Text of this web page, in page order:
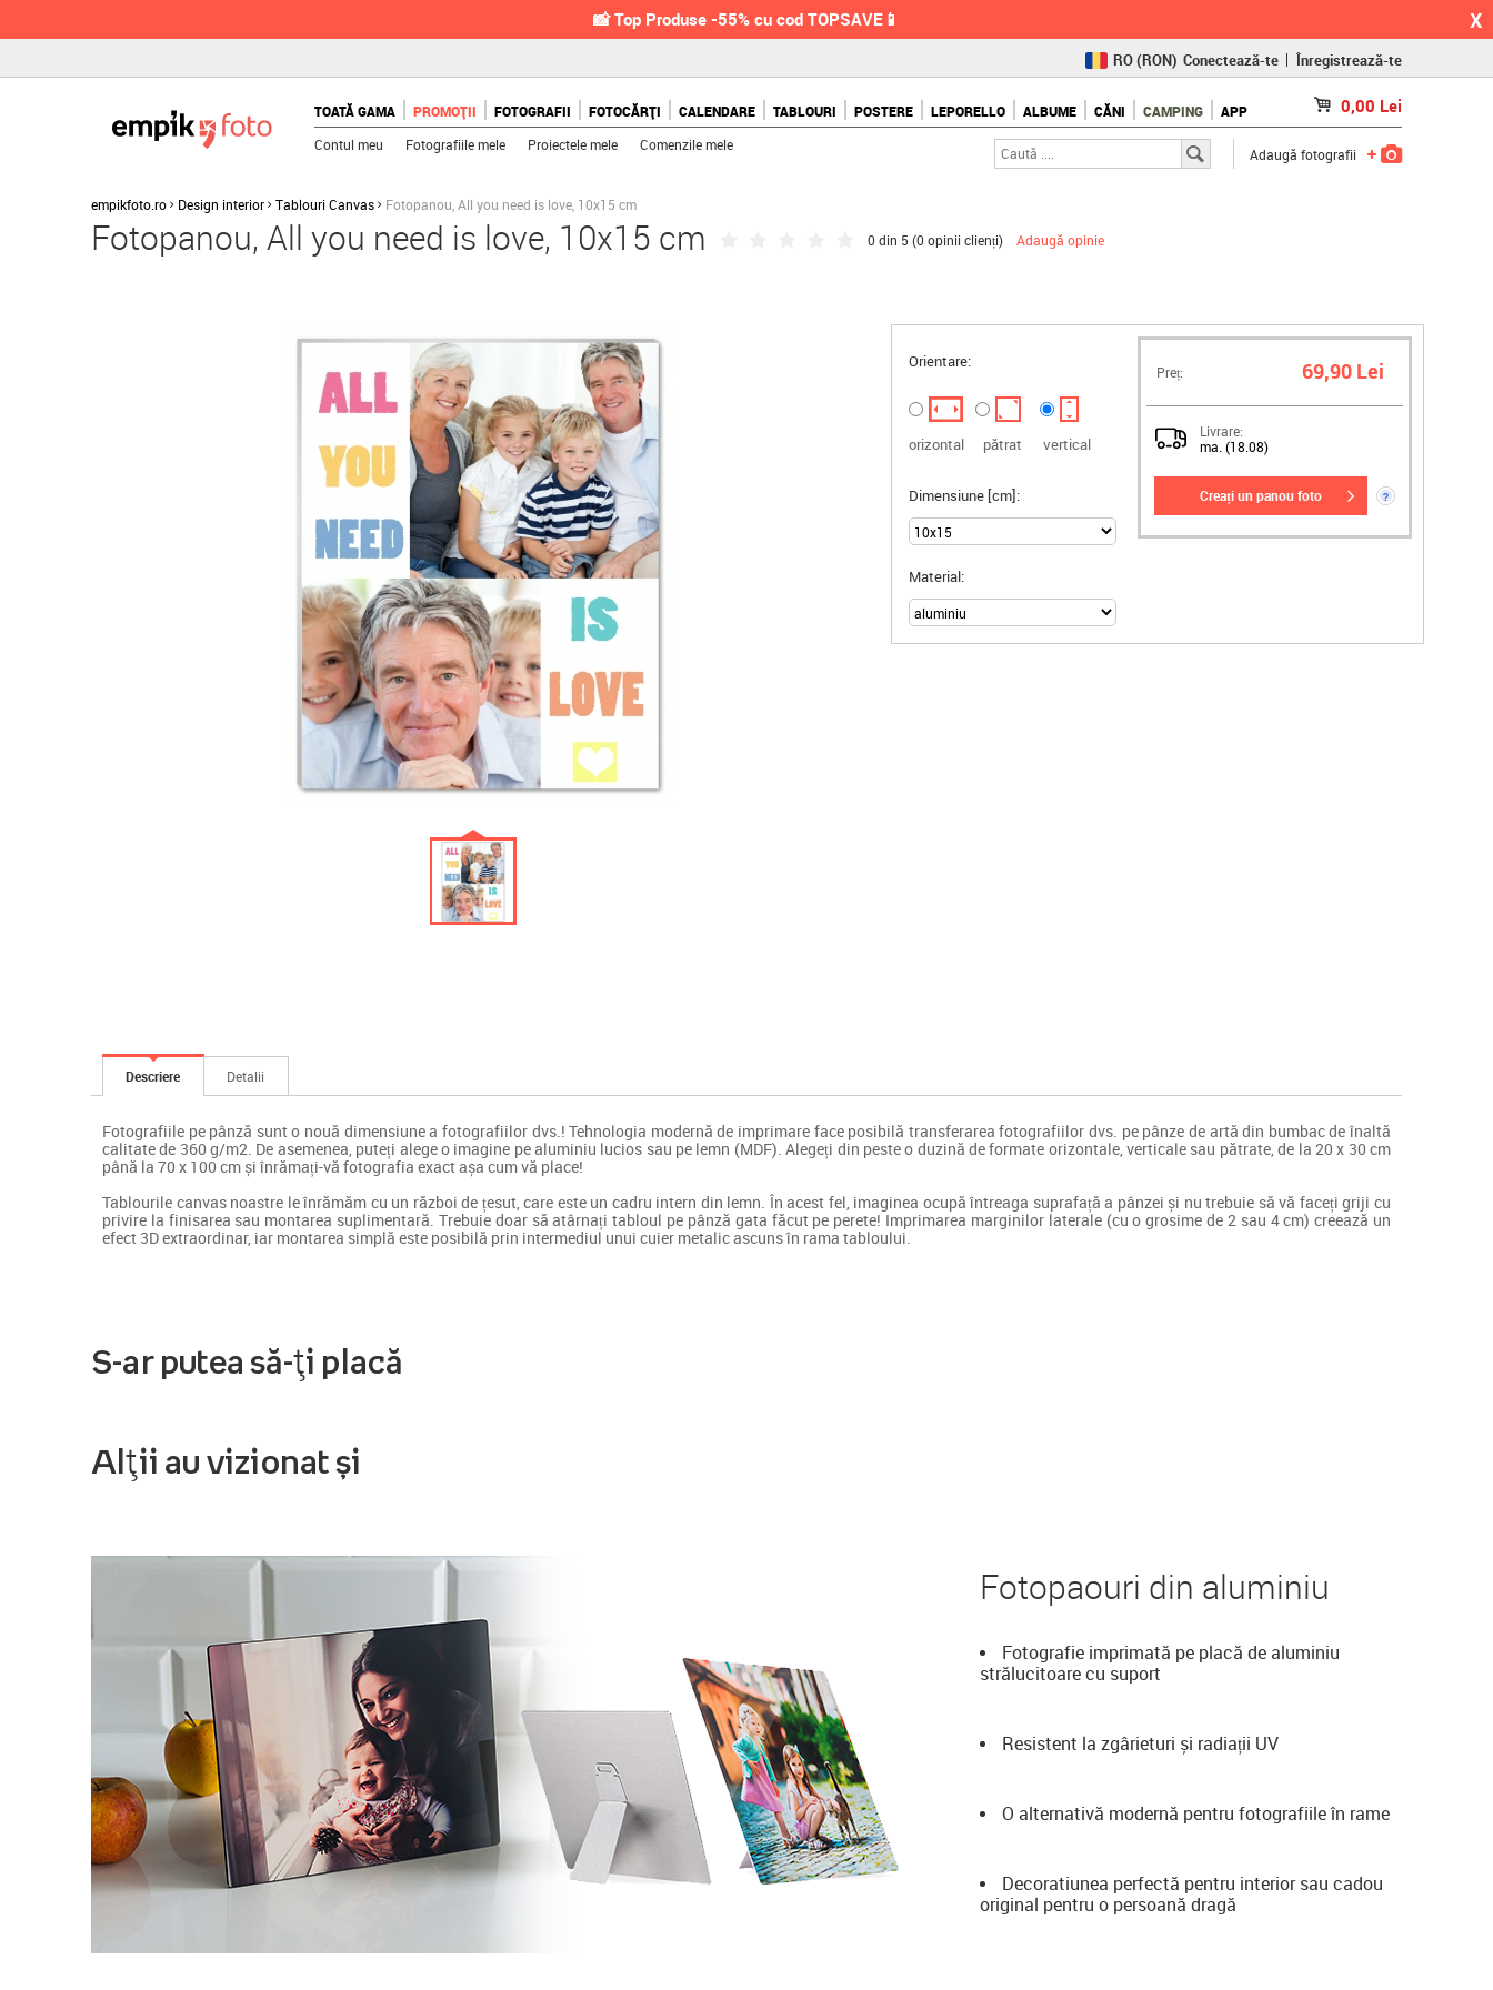
📸 Top Produse -55% cu cod TOPSAVE📱 X
(KČ)
SK(€)
RO(RON) Conectează-te Înregistrează-te
TOATĂ GAMA PROMOȚII FOTOGRAFII FOTOCĂRȚI CALENDARE TABLOURI POSTERE LEPORELLO ALBUME CĂNI CAMPING APP 0,00 Lei
Contul meu Fotografiile mele Proiectele mele Comenzile mele
Adaugă fotografii
empikfoto.ro Design interior Tablouri Canvas Fotopanou, All you need is love, 10x15 cm
Fotopanou, All you need is love, 10x15 cm 0 din 5 (0 opinii clienți) Adaugă opinie
Orientare:
orizontal pătrat vertical
Dimensiune [cm]:
Material:
Preț: 69,90 Lei
Livrare:
ma. (18.08)
creați un panou foto ?
Descriere Detalii
Fotografiile pe pânză sunt o nouă dimensiune a fotografiilor dvs.! Tehnologia modernă de imprimare face posibilă transferarea fotografiilor dvs. pe pânze de artă din bumbac de înaltă
calitate de 360 g/m2. De asemenea, puteți alege o imagine pe aluminiu lucios sau pe lemn (MDF). Alegeți din peste o duzină de formate orizontale, verticale sau pătrate, de la 20 x 30 cm
până la 70 x 100 cm și înrămați-vă fotografia exact așa cum vă place!
Tablourile canvas noastre le înrămăm cu un război de țesut, care este un cadru intern din lemn. În acest fel, imaginea ocupă întreaga suprafață a pânzei și nu trebuie să vă faceți griji cu
privire la finisarea sau montarea suplimentară. Trebuie doar să atârnați tabloul pe pânză gata făcut pe perete! Imprimarea marginilor laterale (cu o grosime de 2 sau 4 cm) creează un
efect 3D extraordinar, iar montarea simplă este posibilă prin intermediul unui cuier metalic ascuns în rama tabloului.
S-ar putea să-ți placă
Alții au vizionat și
Fotopaouri din aluminiu
Fotografie imprimată pe placă de aluminiu
strălucitoare cu suport
Resistent la zgârieturi și radiații UV
O alternativă modernă pentru fotografiile în rame
Decoratiunea perfectă pentru interior sau cadou
original pentru o persoană dragă